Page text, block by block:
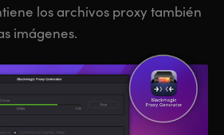
los archivos proxy también
imágenes.